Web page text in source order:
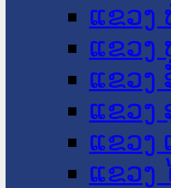
ແຂວງ
ແຂວງ
ແຂວງ
ແຂວງ
ແຂວງ
ແຂວງ